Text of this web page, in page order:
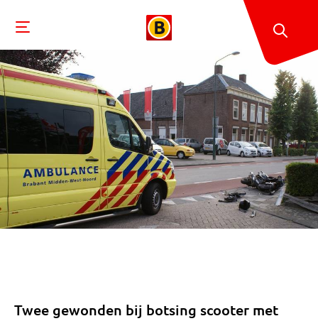
Twee gewonden bij botsing scooter met